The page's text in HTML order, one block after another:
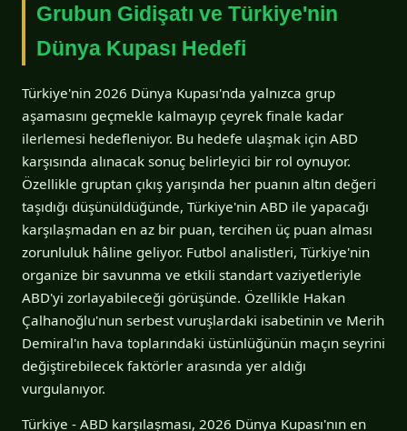
Grubun Gidişatı ve Türkiye'nin
Dünya Kupası Hedefi
Türkiye'nin 2026 Dünya Kupası'nda yalnızca grup
aşamasını geçmekle kalmayıp çeyrek finale kadar
ilerlemesi hedefleniyor. Bu hedefe ulaşmak için ABD
karşısında alınacak sonuç belirleyici bir rol oynuyor.
Özellikle gruptan çıkış yarışında her puanın altın değeri
taşıdığı düşünüldüğünde, Türkiye'nin ABD ile yapacağı
karşılaşmadan en az bir puan, tercihen üç puan alması
zorunluluk hâline geliyor. Futbol analistleri, Türkiye'nin
organize bir savunma ve etkili standart vaziyetleriyle
ABD'yi zorlayabileceği görüşünde. Özellikle Hakan
Çalhanoğlu'nun serbest vuruşlardaki isabetinin ve Merih
Demiral'ın hava toplarındaki üstünlüğünün maçın seyrini
değiştirebilecek faktörler arasında yer aldığı
vurgulanıyor.
Türkiye - ABD karşılaşması, 2026 Dünya Kupası'nın en